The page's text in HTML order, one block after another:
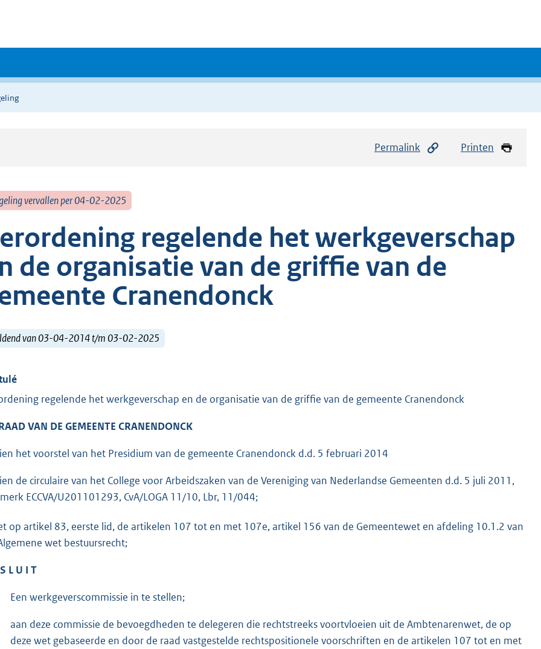
Permalink Printen
vervallen per 04-02-2025
regelende het werkgeverschap
de organisatie van de griffie van de
Cranendonck
van 03-04-2014 t/m 03-02-2025
regelende het werkgeverschap en de organisatie van de griffie van de gemeente Cranendonck
VAN DE GEMEENTE CRANENDONCK
het voorstel van het Presidium van de gemeente Cranendonck d.d. 5 februari 2014
de circulaire van het College voor Arbeidszaken van de Vereniging van Nederlandse Gemeenten d.d. 5 juli 2011,
ECCVA/U201101293, CvA/LOGA 11/10, Lbr, 11/044;
op artikel 83, eerste lid, de artikelen 107 tot en met 107e, artikel 156 van de Gemeentewet en afdeling 10.1.2 van
wet bestuursrecht;
L U I T
Een werkgeverscommissie in te stellen;
aan deze commissie de bevoegdheden te delegeren die rechtstreeks voortvloeien uit de Ambtenarenwet, de op
deze wet gebaseerde en door de raad vastgestelde rechtspositionele voorschriften en de artikelen 107 tot en met